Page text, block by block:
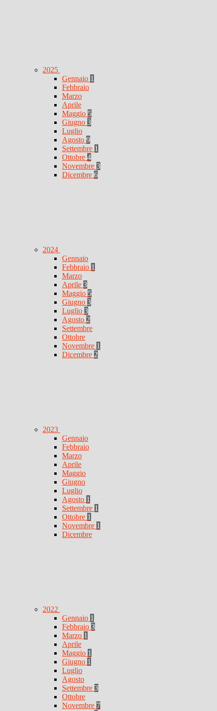
2025
Gennaio 1
Febbraio
Marzo
Aprile
Maggio 5
Giugno 3
Luglio
Agosto 9
Settembre 1
Ottobre 4
Novembre 3
Dicembre 6
2024
Gennaio
Febbraio 1
Marzo
Aprile 3
Maggio 5
Giugno 3
Luglio 3
Agosto 2
Settembre
Ottobre
Novembre 1
Dicembre 2
2023
Gennaio
Febbraio
Marzo
Aprile
Maggio
Giugno
Luglio
Agosto 1
Settembre 1
Ottobre 1
Novembre 1
Dicembre
2022
Gennaio 1
Febbraio 3
Marzo 1
Aprile
Maggio 1
Giugno 1
Luglio
Agosto
Settembre 3
Ottobre
Novembre 7